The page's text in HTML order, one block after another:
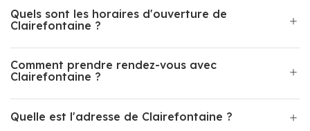
Quels sont les horaires d'ouverture de
Clairefontaine ?
Comment prendre rendez-vous avec
Clairefontaine ?
Quelle est l'adresse de Clairefontaine ?